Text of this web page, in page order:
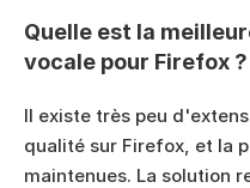
Quelle est la
vocale pour Firefox ?
Il existe très peu
qualité sur Firefox, et la
maintenues. La solution